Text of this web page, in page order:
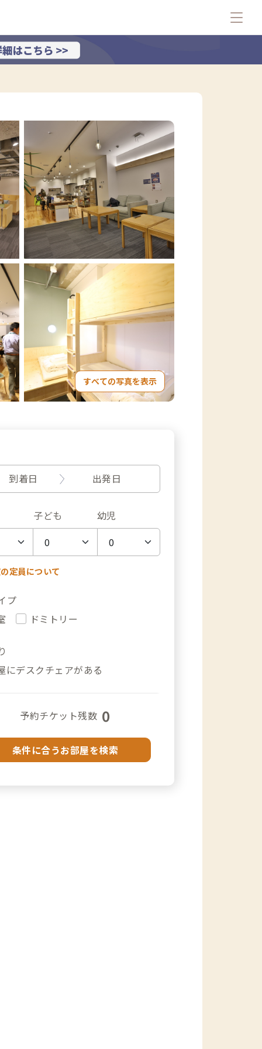
すべての写真を表示
到着日 出発日
子ども 幼児
定員について
プ
ドミトリー
にデスクチェアがある
予約チケット残数 0
条件に合うお部屋を検索